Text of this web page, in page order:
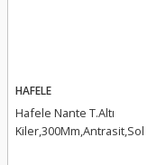
HAFELE
Hafele Nante T.Altı
Kiler,300Mm,Antrasit,Sol